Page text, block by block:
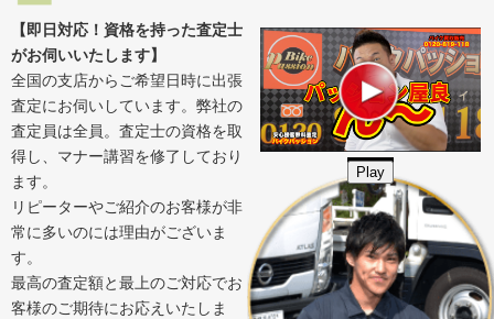
Play
【即日対応！資格を持った査定士
がお伺いいたします】
全国の支店からご希望日時に出張
査定にお伺いしています。弊社の
査定員は全員。査定士の資格を取
得し、マナー講習を修了しており
ます。
リピーターやご紹介のお客様が非
常に多いのには理由がございま
す。
最高の査定額と最上のご対応でお
客様のご期待にお応えいたしま